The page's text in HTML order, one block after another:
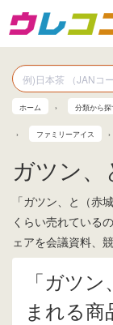
ホーム 分類から探
ファミリーアイス
ガツン、
「ガツン、と（赤
くらい売れている
ェアを会議資料、
「ガツ
まれる商